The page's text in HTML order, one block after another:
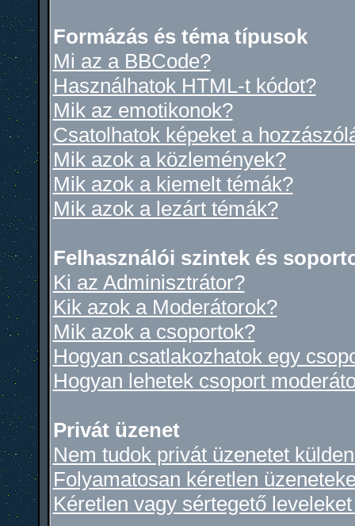
Formázás és téma típusok
Mi az a BBCode?
Használhatok HTML-t kódot?
Mik az emotikonok?
Csatolhatok képeket a
Mik azok a közlemények?
Mik azok a kiemelt témák?
Mik azok a lezárt témák?
Felhasználói szintek és
Ki az Adminisztrátor?
Kik azok a Moderátorok?
Mik azok a csoportok?
Hogyan csatlakozhatok egy
Hogyan lehetek csoport
Privát üzenet
Nem tudok privát üzenetet
Folyamatosan kéretlen
Kéretlen vagy sértegető